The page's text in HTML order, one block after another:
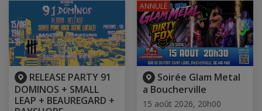
RELEASE PARTY 91
DOMINOS + SMALL
LEAP + BEAUREGARD +
Soirée Glam Metal
a Boucherville
15 août 2026, 20h00
ANNULÉ